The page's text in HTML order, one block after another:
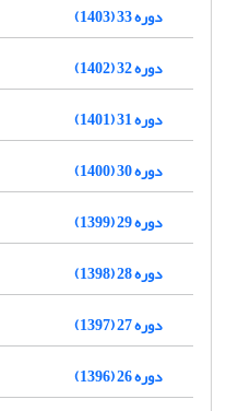
دوره 33 (1403)
دوره 32 (1402)
دوره 31 (1401)
دوره 30 (1400)
دوره 29 (1399)
دوره 28 (1398)
دوره 27 (1397)
دوره 26 (1396)